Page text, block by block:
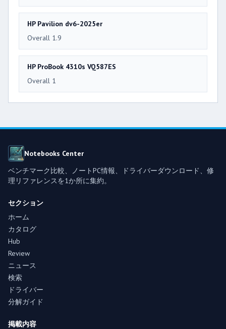
HP Pavilion dv6-2025er
Overall 1.9
HP ProBook 4310s VQ587ES
Overall 1
Notebooks Center
ベンチマーク比較、ノートPC情報、ドライバーダウンロード、修
理リファレンスを1か所に集約。
セクション
ホーム
カタログ
Hub
Review
ニュース
検索
ドライバー
分解ガイド
掲載内容